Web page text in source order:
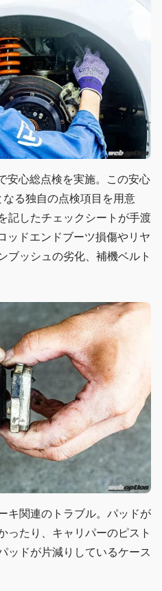
安心総点検を実施。この安心
る独自の点検項目を用意
記したチェックシートが手渡
ッドエンドブーツ損傷やリヤ
ブッシュの劣化、補機ベルト
キ関連のトラブル。パッドが
ったり、キャリパーのピスト
ッドが片減りしているケース